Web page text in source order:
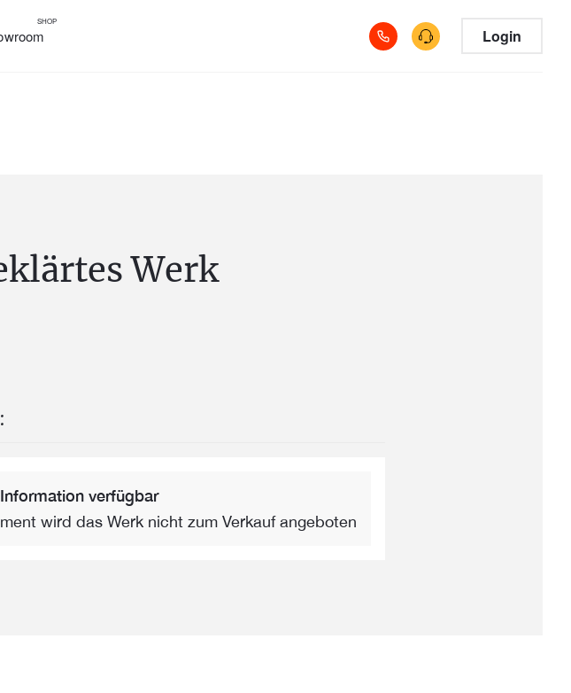
SHOP
Login
Werk
verfügbar
wird das Werk nicht zum Verkauf angeboten